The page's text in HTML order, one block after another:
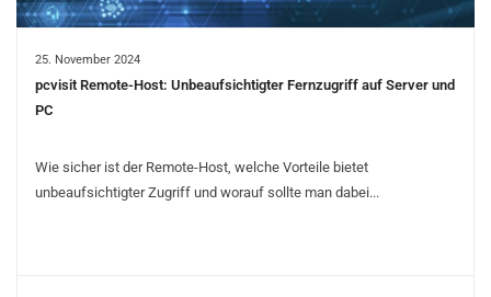
25. November 2024
pcvisit Remote-Host: Unbeaufsichtigter Fernzugriff auf Server und
PC
Wie sicher ist der Remote-Host, welche Vorteile bietet
unbeaufsichtigter Zugriff und worauf sollte man dabei...